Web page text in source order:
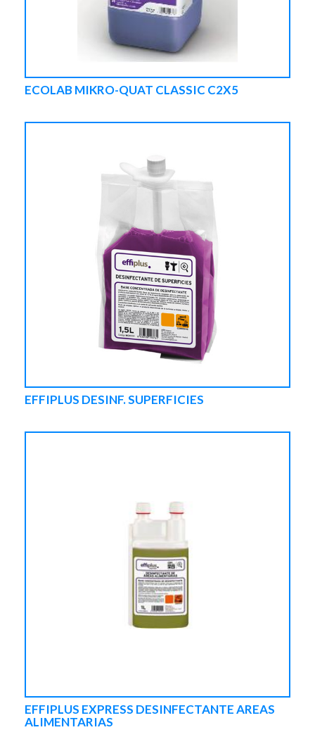
ECOLAB MIKRO-QUAT CLASSIC C2X5
EFFIPLUS DESINF. SUPERFICIES
EFFIPLUS EXPRESS DESINFECTANTE AREAS
ALIMENTARIAS